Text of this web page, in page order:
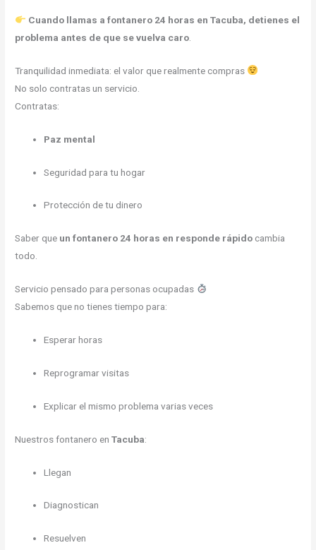
Cuando llamas a fontanero 24 horas en Tacuba, detienes el
problema antes de que se vuelva caro
Tranquilidad inmediata: el valor que realmente compras
No solo contratas un servicio.
Contratas:
Paz mental
Seguridad para tu hogar
Protección de tu dinero
Saber que un fontanero 24 horas en responde rápido cambia
todo.
Servicio pensado para personas ocupadas
Sabemos que no tienes tiempo para:
Esperar horas
Reprogramar visitas
Explicar el mismo problema varias veces
Nuestros fontanero enTacuba:
Llegan
Diagnostican
Resuelven